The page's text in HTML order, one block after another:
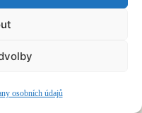
osobních údajů